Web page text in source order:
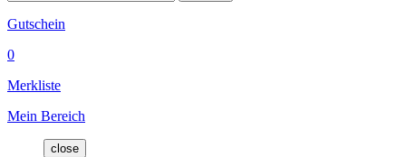
Gutschein
0
Merkliste
Mein Bereich
close